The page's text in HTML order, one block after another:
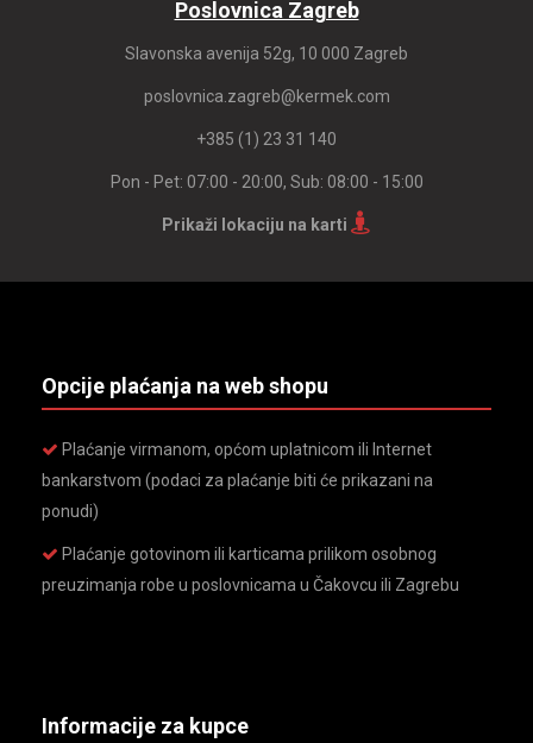
Poslovnica Zagreb
Slavonska avenija 52g, 10 000 Zagreb
poslovnica.zagreb@kermek.com
+385 (1) 23 31 140
Pon - Pet: 07:00 - 20:00, Sub: 08:00 - 15:00
Prikaži lokaciju na karti
Opcije plaćanja na web shopu
Plaćanje virmanom, općom uplatnicom ili Internet
bankarstvom (podaci za plaćanje biti će prikazani na
ponudi)
Plaćanje gotovinom ili karticama prilikom osobnog
preuzimanja robe u poslovnicama u Čakovcu ili Zagrebu
Informacije za kupce